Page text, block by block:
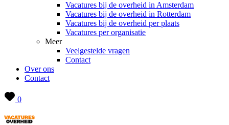
Vacatures bij de overheid in Amsterdam
Vacatures bij de overheid in Rotterdam
Vacatures bij de overheid per plaats
Vacatures per organisatie
Meer
Veelgestelde vragen
Contact
Over ons
Contact
0